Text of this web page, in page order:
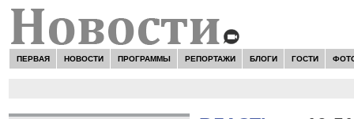
ПЕРВАЯ НОВОСТИ ПРОГРАММЫ РЕПОРТАЖИ БЛОГИ ГОСТИ